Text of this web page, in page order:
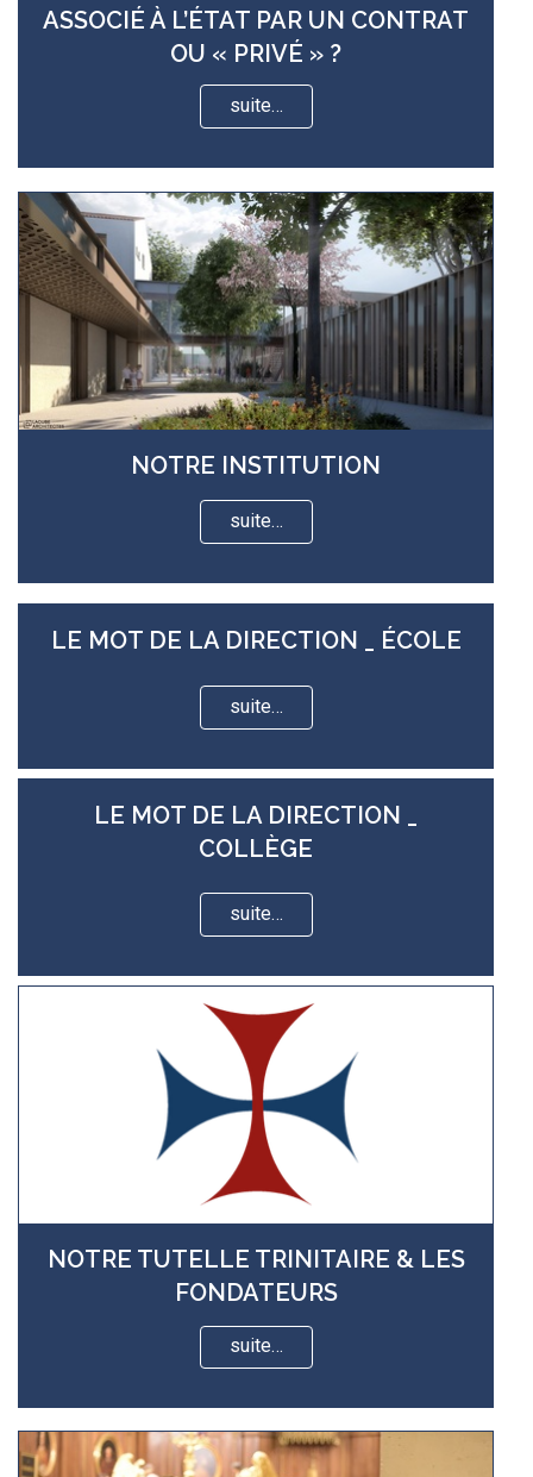
ASSOCIÉ À L’ÉTAT PAR UN CONTRAT
OU « PRIVÉ » ?
suite…
NOTRE INSTITUTION
suite…
LE MOT DE LA DIRECTION _ ÉCOLE
suite…
LE MOT DE LA DIRECTION _
COLLÈGE
suite…
NOTRE TUTELLE TRINITAIRE & LES
FONDATEURS
suite…